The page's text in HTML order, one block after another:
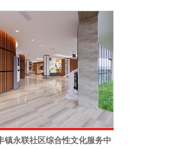
镇永联社区综合性文化服务中